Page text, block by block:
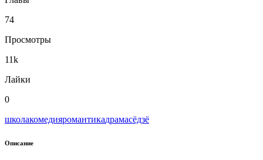
74
Просмотры
11k
Лайки
0
школакомедияромантикадрамасёдзё
Описание